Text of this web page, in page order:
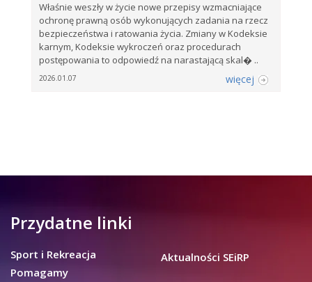
Właśnie weszły w życie nowe przepisy wzmacniające
ochronę prawną osób wykonujących zadania na rzecz
bezpieczeństwa i ratowania życia. Zmiany w Kodeksie
karnym, Kodeksie wykroczeń oraz procedurach
postępowania to odpowiedź na narastającą skal� ..
2026.01.07 więcej
Przydatne linki
Sport i Rekreacja
Pomagamy
Aktualności SEiRP